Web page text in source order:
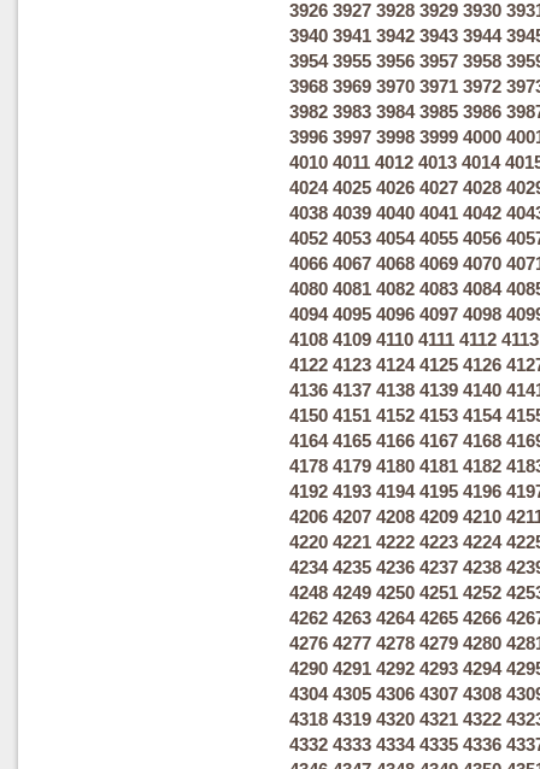
3926 3927 3928 3929 3930
3940 3941 3942 3943 3944
3954 3955 3956 3957 3958
3968 3969 3970 3971 3972
3982 3983 3984 3985 3986
3996 3997 3998 3999 4000
4010 4011 4012 4013 4014
4024 4025 4026 4027 4028
4038 4039 4040 4041 4042
4052 4053 4054 4055 4056
4066 4067 4068 4069 4070
4080 4081 4082 4083 4084
4094 4095 4096 4097 4098
4108 4109 4110 4111 4112 4113
4122 4123 4124 4125 4126
4136 4137 4138 4139 4140
4150 4151 4152 4153 4154
4164 4165 4166 4167 4168
4178 4179 4180 4181 4182
4192 4193 4194 4195 4196
4206 4207 4208 4209 4210
4220 4221 4222 4223 4224
4234 4235 4236 4237 4238
4248 4249 4250 4251 4252
4262 4263 4264 4265 4266
4276 4277 4278 4279 4280
4290 4291 4292 4293 4294
4304 4305 4306 4307 4308
4318 4319 4320 4321 4322
4332 4333 4334 4335 4336